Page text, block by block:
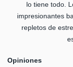
lo tiene todo.
impresionantes
repletos de
Opiniones